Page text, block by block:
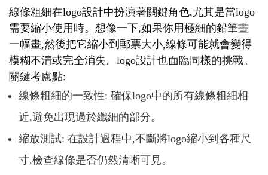
線條粗細在logo設計中扮演著關鍵角色,尤其是當logo
需要縮小使用時。想像一下,如果你用極細的鉛筆畫
一幅畫,然後把它縮小到郵票大小,線條可能就會變得
模糊不清或完全消失。logo設計也面臨同樣的挑戰。
關鍵考慮點:
線條粗細的一致性: 確保logo中的所有線條粗細相
近,避免出現過於纖細的部分。
縮放測試: 在設計過程中,不斷將logo縮小到各種尺
寸,檢查線條是否仍然清晰可見。